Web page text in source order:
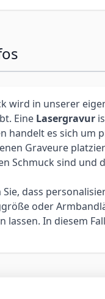
wird in unserer
Eine Lasergravur
handelt es sich um
Graveure
Schmuck sind und
Sie, dass
oder
lassen. In diesem